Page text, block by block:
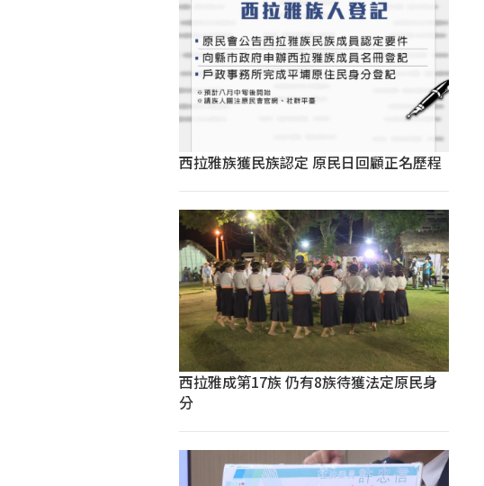
西拉雅族獲民族認定 原民日回顧正名歷程
西拉雅成第17族 仍有8族待獲法定原民身
分